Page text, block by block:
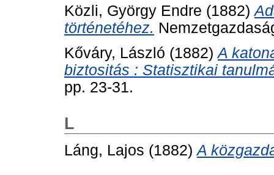
Közli, György Endre (1882)
történetéhez.
Kőváry, László (1882)A
biztositás : Statisztikai
pp. 23-31.
L
Láng, Lajos (1882)A